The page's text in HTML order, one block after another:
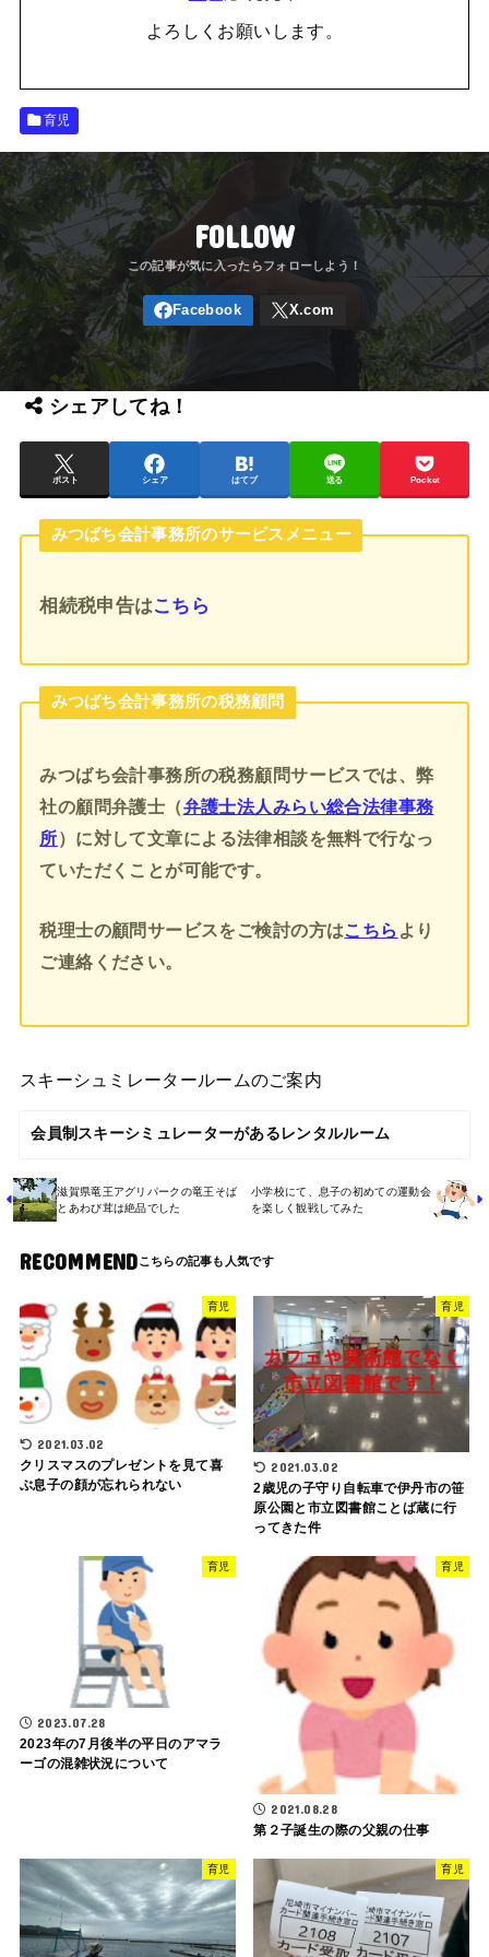
よろしくお願いします。
育児
FOLLOW
シェアしてね！
ポスト シェア はてブ 送る Pocket
みつばち会計事務所のサービスメニュー
相続税申告はこちら
みつばち会計事務所の税務顧問
みつばち会計事務所の税務顧問サービスでは、弊
社の顧問弁護士（弁護士法人みらい総合法律事務
所）に対して文章による法律相談を無料で行なっ
ていただくことが可能です。
税理士の顧問サービスをご検討の方はこちら より
ご連絡ください。
スキーシュミレータールームのご案内
会員制スキーシミュレーターがあるレンタルルーム
滋賀県竜王アグリパークの竜王そば
とあわび茸は絶品でした
小学校にて、息子の初めての運動会
を楽しく観戦してみた
RECOMMEND
育児
2021.03.02
クリスマスのプレゼントを見て喜
ぶ息子の顔が忘れられない
育児
2021.03.02
2歳児の子守り自転車で伊丹市の笹
原公園と市立図書館ことば蔵に行
ってきた件
育児
2023.07.28
2023年の7月後半の平日のアマラ
ーゴの混雑状況について
育児
2021.08.28
第２子誕生の際の父親の仕事
育児 育児